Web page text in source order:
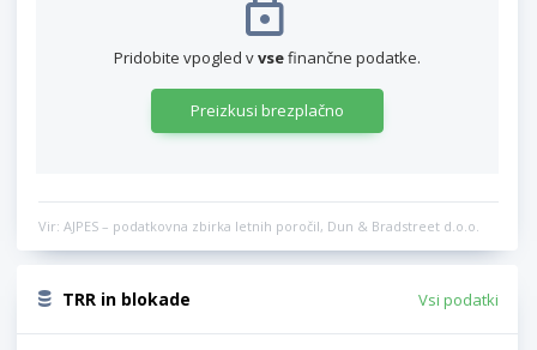
Pridobite vpogled vvsefinančne podatke.
Preizkusi brezplačno
Vir: AJPES – podatkovna zbirka letnih poročil, Dun & Bradstreet d.o.o.
TRR in blokade Vsi podatki